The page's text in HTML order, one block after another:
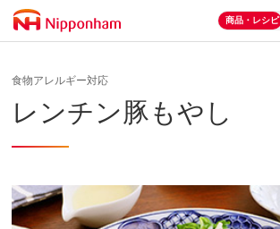
商品・レシピ
食物アレルギー対応
レンチン豚もやし